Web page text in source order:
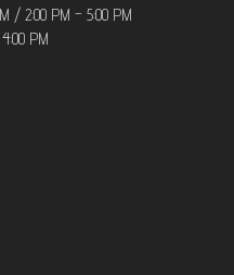
/ 2:00 PM – 5:00 PM
PM